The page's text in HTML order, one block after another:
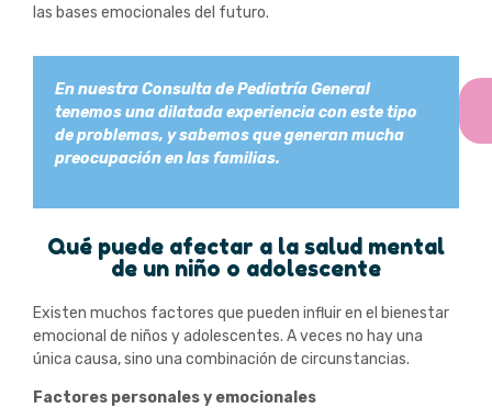
las bases emocionales del futuro.
En nuestra Consulta de Pediatría General
tenemos una dilatada experiencia con este tipo
de problemas, y sabemos que generan mucha
preocupación en las familias.
Qué puede afectar a la salud mental
de un niño o adolescente
Existen muchos factores que pueden influir en el bienestar
emocional de niños y adolescentes. A veces no hay una
única causa, sino una combinación de circunstancias.
Factores personales y emocionales